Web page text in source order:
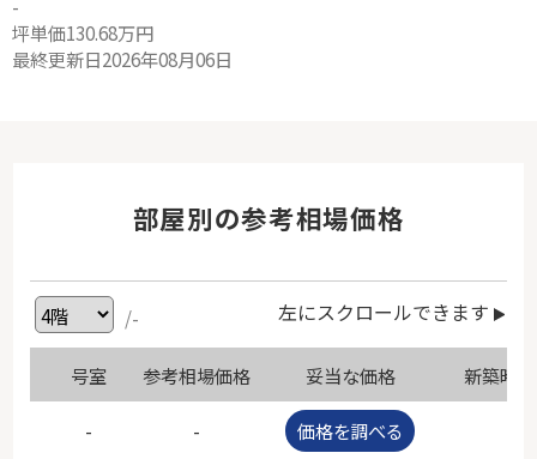
-
坪単価130.68万円
最終更新日2026年08月06日
部屋別の参考相場価格
/- 左にスクロールできます
号室 参考相場価格 妥当な価格 新築時
- - 価格を調べる